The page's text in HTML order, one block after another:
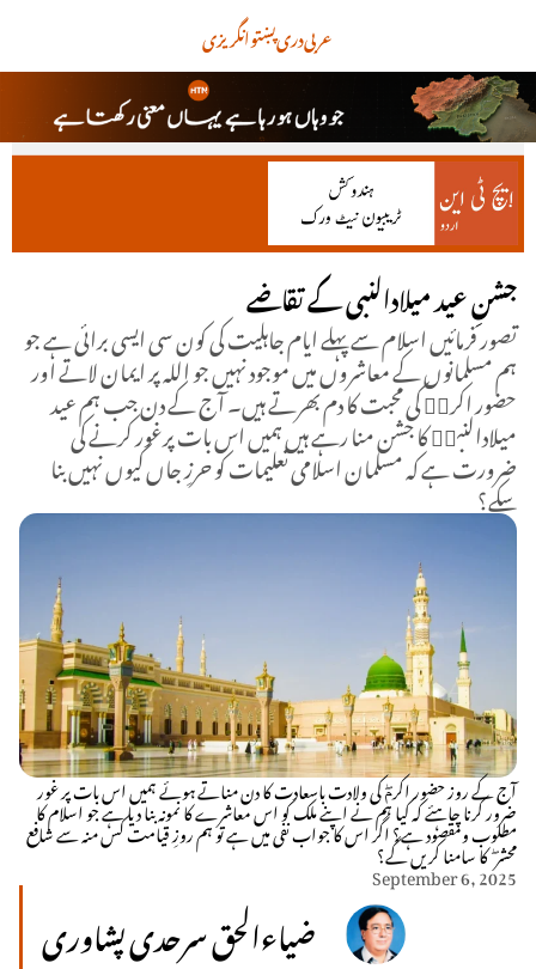
انگریزیپښتودریعربی
جشنِ عید میلادالنبی کے تقاضے
تصور فرمائیں اسلام سے پہلے ایام جاہلیت کی کون سی ایسی برائی ہے جو
ہم مسلمانوں کے معاشروں میں موجود نہیں جو اللہ پر ایمان لاتے اور
حضور اکرمۖ کی محبت کا دم بھرتے ہیں۔ آج کے دن جب ہم عید
میلادالنبیۖ کا جشن منا رہے ہیں ہمیں اس بات پرغور کرنے کی
ضرورت ہے کہ مسلمان اسلامی تعلیمات کو حرزِ جاں کیوں نہیں بنا
سکے؟
آج کے روز حضور اکرمۖ کی ولادت باسعادت کا دن مناتے ہوئے ہمیں اس بات پر غور
ضرور کرنا چاہئے کہ کیا ہم نے اپنے ملک کو اس معاشرے کا نمونہ بنا دیا ہے جو اسلام کا
مطلوب ومقصود ہے؟ اگر اس کا جواب نفی میں ہے تو ہم روزِ قیامت کس منہ سے شافع
محشر ۖ کا سامنا کریں گے؟
September 6, 2025
ضیاءالحق سرحدی پشاوری